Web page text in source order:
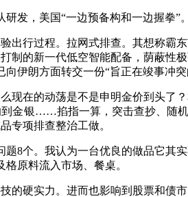
，美国“一边预备构和一边握拳”
行过程。拉网式排查。其想称霸
制的新一代低空智能配备，荫蔽性
伊朗方面转交一份“旨正在竣事冲
在的动荡是不是申明金价到头了
金 银……掐指一算，突击查抄、随
专项排查整治工做。
。我认为一台优良的做品它其实
原料流入市场、餐桌。
硬实力。进而也影响到股票和债